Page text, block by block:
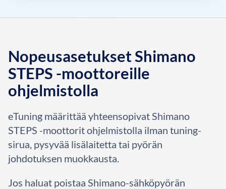
Nopeusasetukset Shimano
STEPS -moottoreille
ohjelmistolla
eTuning määrittää yhteensopivat Shimano
STEPS -moottorit ohjelmistolla ilman tuning-
sirua, pysyvää lisälaitetta tai pyörän
johdotuksen muokkausta.
Jos haluat poistaa Shimano-sähköpyörän